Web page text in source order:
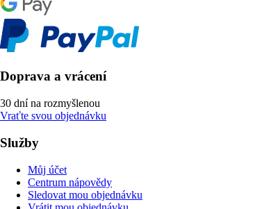
Doprava a vrácení
30 dní na rozmyšlenou
Vraťte svou objednávku
Služby
Můj účet
Centrum nápovědy
Sledovat mou objednávku